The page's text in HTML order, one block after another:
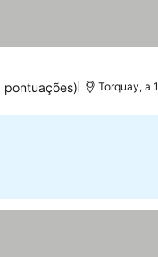
pontuações) Torquay, a